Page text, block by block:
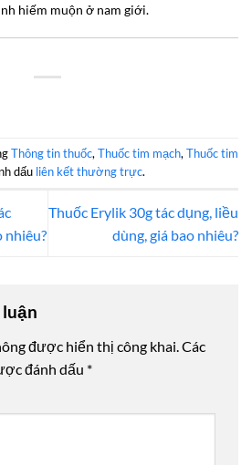
hiếm muộn ở nam giới.
Thông tin thuốc, Thuốc tim mạch, Thuốc tim
dấu liên kết thường trực.
nhiêu?
Thuốc Erylik 30g tác dụng, liều
dùng, giá bao nhiêu?
được hiển thị công khai. Các
đánh dấu *